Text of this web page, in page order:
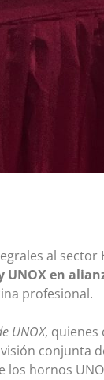
al sector
UNOX en
profesional.
UNOX, quienes
conjunta
los hornos